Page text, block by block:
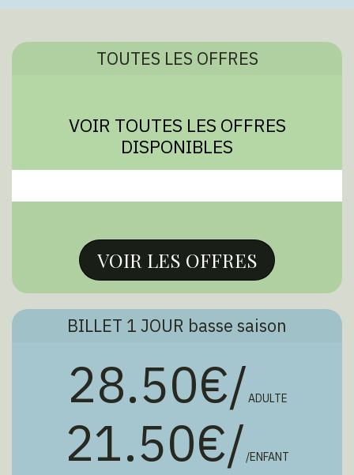
TOUTES LES OFFRES
VOIR TOUTES LES OFFRES
DISPONIBLES
VOIR LES OFFRES
BILLET 1 JOUR basse saison
28.50€/ADULTE
21.50€/ /ENFANT